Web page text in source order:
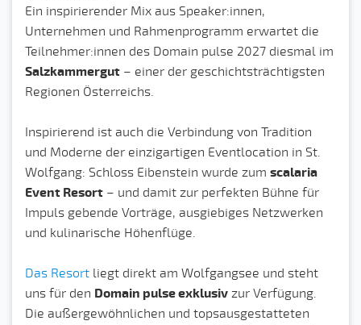
Ein inspirierender Mix aus Speaker:innen,
Unternehmen und Rahmenprogramm erwartet die
Teilnehmer:innen des Domain pulse 2027 diesmal im
Salzkammergut – einer der geschichtsträchtigsten
Regionen Österreichs.
Inspirierend ist auch die Verbindung von Tradition
und Moderne der einzigartigen Eventlocation in St.
Wolfgang: Schloss Eibenstein wurde zum scalaria
Event Resort – und damit zur perfekten Bühne für
Impuls gebende Vorträge, ausgiebiges Netzwerken
und kulinarische Höhenflüge.
Das Resort liegt direkt am Wolfgangsee und steht
uns für den Domain pulse exklusiv zur Verfügung.
Die außergewöhnlichen und topsausgestatteten